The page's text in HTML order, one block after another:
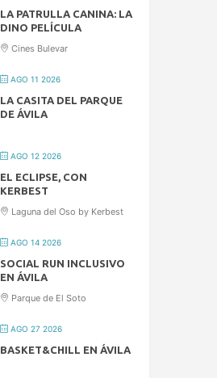
LA PATRULLA CANINA: LA
DINO PELÍCULA
Cines Bulevar
AGO 11 2026
LA CASITA DEL PARQUE
DE ÁVILA
AGO 12 2026
EL ECLIPSE, CON
KERBEST
Laguna del Oso by Kerbest
AGO 14 2026
SOCIAL RUN INCLUSIVO
EN ÁVILA
Parque de El Soto
AGO 27 2026
BASKET&CHILL EN ÁVILA